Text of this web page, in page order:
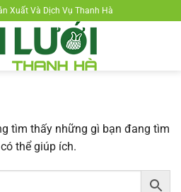
Xuất Và Dịch Vụ Thanh Hà
tìm thấy những gì bạn đang tìm
thể giúp ích.